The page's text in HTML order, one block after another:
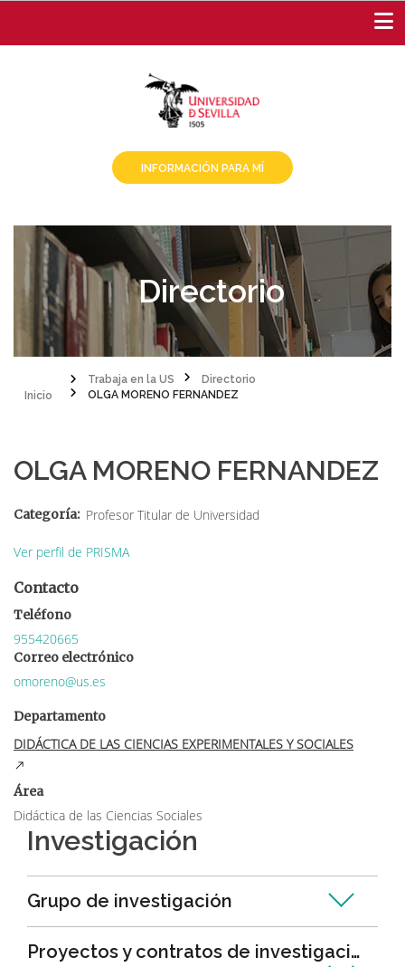
contenido
INFORMACIÓN PARA MÍ
Directorio
Sobrescribir
de
ayuda
navegación
Trabaja en la US
Directorio
OLGA MORENO FERNANDEZ
OLGA MORENO FERNANDEZ
Categoría Profesor Titular de Universidad
Ver perfil de PRISMA
Contacto
Teléfono
955420665
Correo electrónico
omoreno@us.es
Departamento
DIDÁCTICA DE LAS CIENCIAS EXPERIMENTALES Y SOCIALES
Área
Didáctica de las Ciencias Sociales
Investigación
Grupo de investigación
Proyectos y contratos de investigación